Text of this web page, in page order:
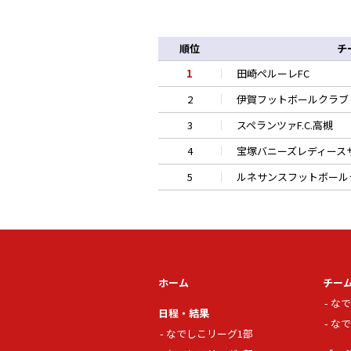
順位
チ
1
田崎ペルーレFC
2
伊賀フットボールクラ
3
スペランツァF.C.高槻
4
宝塚バニーズレディー
5
ルネサンスフットボー
ホーム
日程・結果
なでしこリーグ1部
チー
な
な